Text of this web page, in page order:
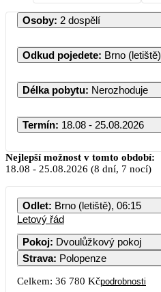
Osoby: 2 dospělí
Odkud pojedete: Brno (letiště)
Délka pobytu: Nerozhoduje
Termín: 18.08 - 25.08.2026
Nejlepší možnost v tomto období:
18.08 - 25.08.2026 (8 dní, 7 nocí)
Odlet: Brno (letiště), 06:15
Letový řád
Pokoj: Dvoulůžkový pokoj
Strava: Polopenze
Celkem: 36 780 Kčpodrobnosti